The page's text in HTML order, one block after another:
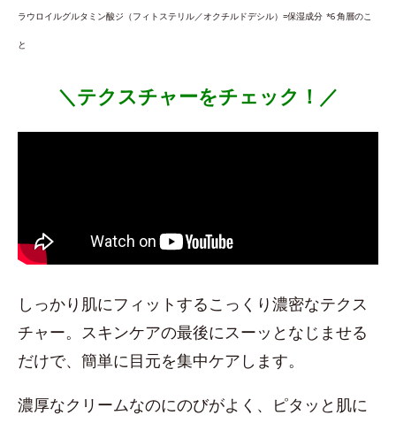
ラウロイルグルタミン酸ジ（フィトステリル／オクチルドデシル）=保湿成分 *6 角層のこ
と
＼テクスチャーをチェック！／
しっかり肌にフィットするこっくり濃密なテクス
チャー。スキンケアの最後にスーッとなじませる
だけで、簡単に目元を集中ケアします。
濃厚なクリームなのにのびがよく、ピタッと肌に